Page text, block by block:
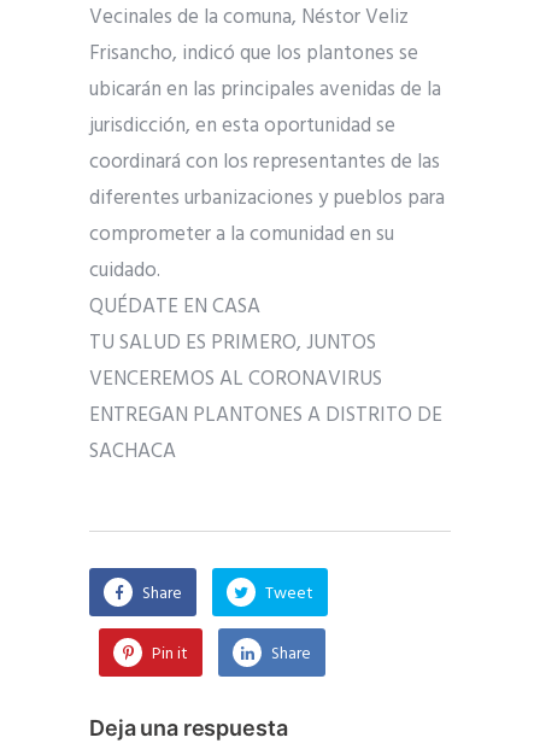
Vecinales de la comuna, Néstor Veliz
Frisancho, indicó que los plantones se
ubicarán en las principales avenidas de la
jurisdicción, en esta oportunidad se
coordinará con los representantes de las
diferentes urbanizaciones y pueblos para
comprometer a la comunidad en su
cuidado.
QUÉDATE EN CASA
TU SALUD ES PRIMERO, JUNTOS
VENCEREMOS AL CORONAVIRUS
ENTREGAN PLANTONES A DISTRITO DE
SACHACA
Share Tweet
Pin it Share
Deja una respuesta